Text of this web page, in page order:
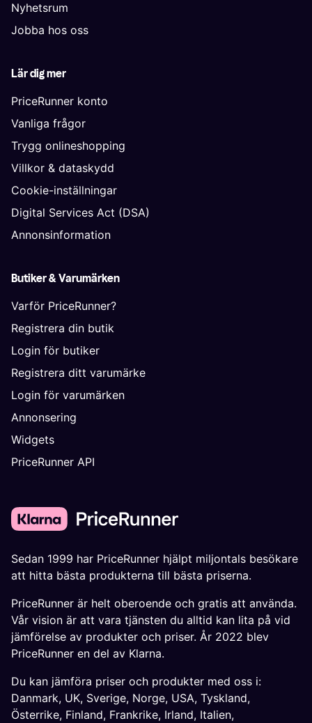
Nyhetsrum
Jobba hos oss
Lär dig mer
PriceRunner konto
Vanliga frågor
Trygg onlineshopping
Villkor & dataskydd
Cookie-inställningar
Digital Services Act (DSA)
Annonsinformation
Butiker & Varumärken
Varför PriceRunner?
Registrera din butik
Login för butiker
Registrera ditt varumärke
Login för varumärken
Annonsering
Widgets
PriceRunner API
Sedan 1999 har PriceRunner hjälpt miljontals besökare
att hitta bästa produkterna till bästa priserna.
PriceRunner är helt oberoende och gratis att använda.
Vår vision är att vara tjänsten du alltid kan lita på vid
jämförelse av produkter och priser. År 2022 blev
PriceRunner en del av Klarna.
Du kan jämföra priser och produkter med oss i:
Danmark, UK, Sverige, Norge, USA, Tyskland,
Österrike, Finland, Frankrike, Irland, Italien,